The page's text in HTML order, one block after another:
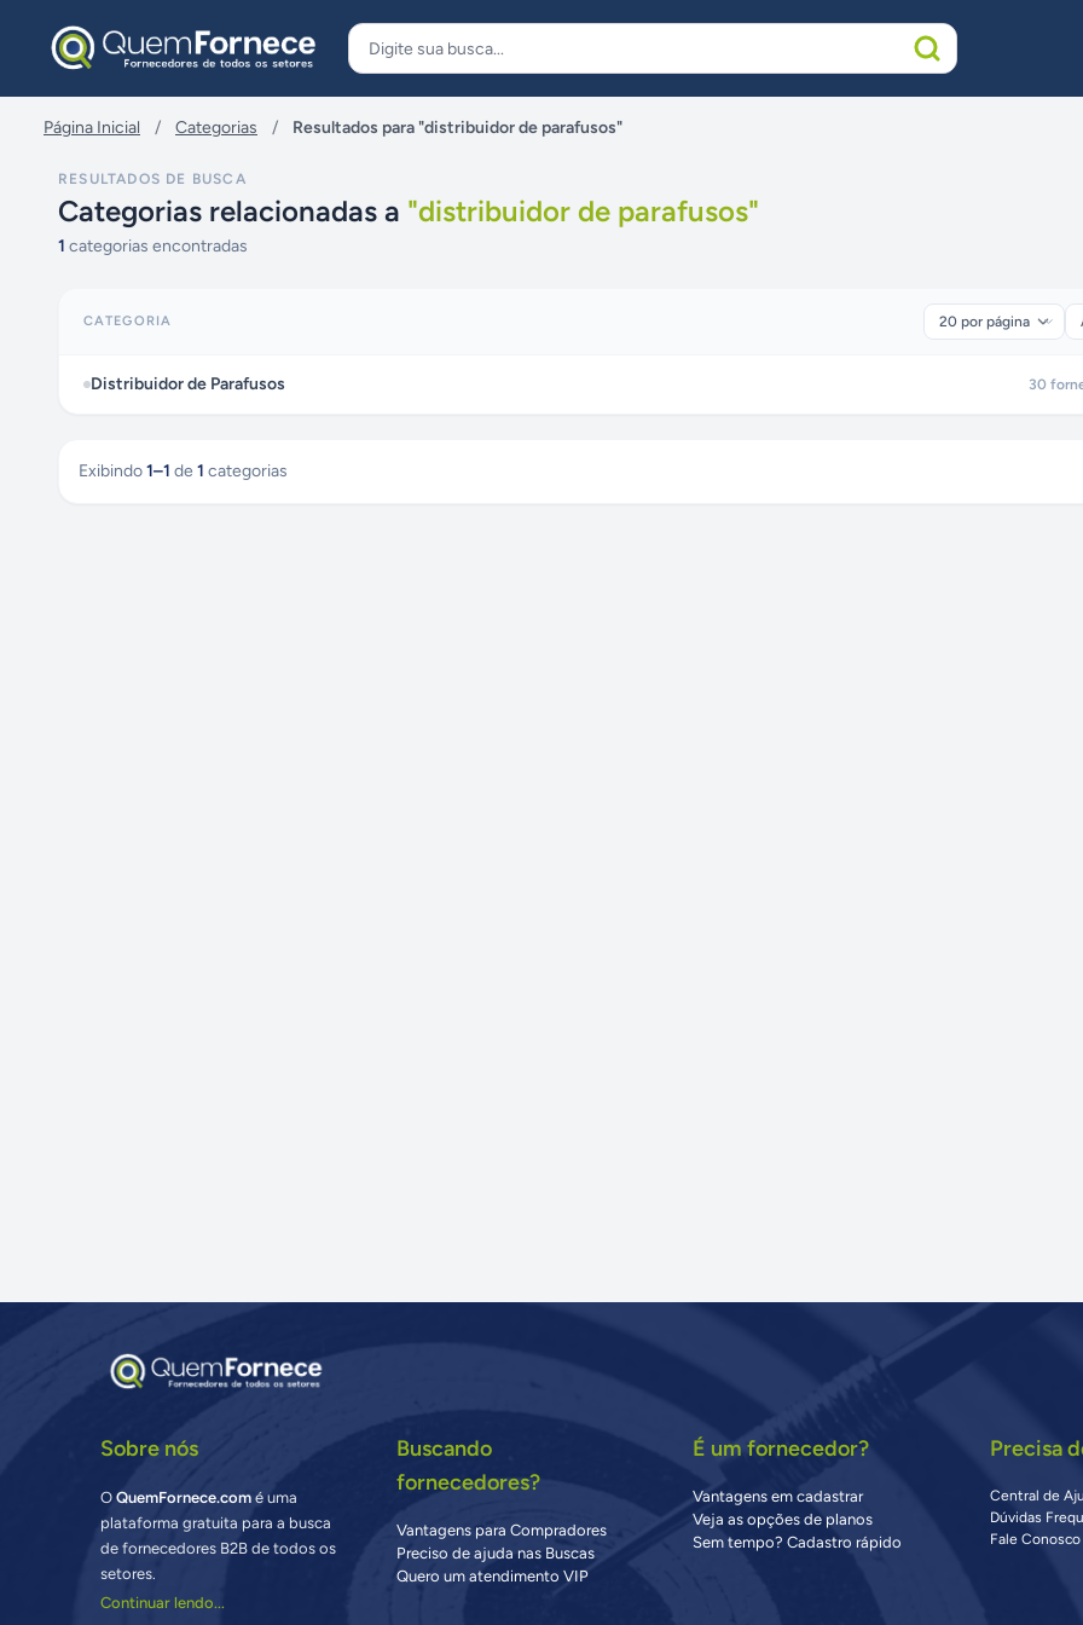
Página Inicial / Categorias / Resultados para "distribuidor de parafusos"
RESULTADOS DE BUSCA
Categorias relacionadas a "distribuidor de parafusos"
1 categorias encontradas
CATEGORIA
Distribuidor de Parafusos 30
Exibindo1–1 de 1 categorias
Sobre nós
OQuemFornece.com é uma
plataforma gratuita para a busca
de fornecedores B2B de todos os
setores.
Continuar lendo...
Buscando
fornecedores?
Vantagens para Compradores
Preciso de ajuda nas Buscas
Quero um atendimento VIP
É um fornecedor?
Vantagens em cadastrar
Veja as opções de planos
Sem tempo? Cadastro rápido
Precisa
Central de
Dúvidas
Fale Conosco